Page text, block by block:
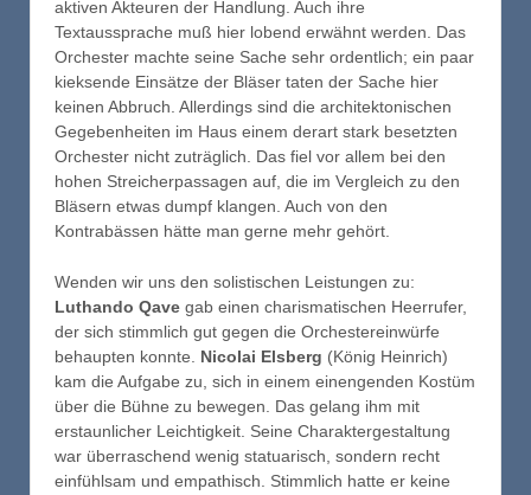
aktiven Akteuren der Handlung. Auch ihre
Textaussprache muß hier lobend erwähnt werden. Das
Orchester machte seine Sache sehr ordentlich; ein paar
kieksende Einsätze der Bläser taten der Sache hier
keinen Abbruch. Allerdings sind die architektonischen
Gegebenheiten im Haus einem derart stark besetzten
Orchester nicht zuträglich. Das fiel vor allem bei den
hohen Streicherpassagen auf, die im Vergleich zu den
Bläsern etwas dumpf klangen. Auch von den
Kontrabässen hätte man gerne mehr gehört.
Wenden wir uns den solistischen Leistungen zu:
Luthando Qave gab einen charismatischen Heerrufer,
der sich stimmlich gut gegen die Orchestereinwürfe
behaupten konnte. Nicolai Elsberg (König Heinrich)
kam die Aufgabe zu, sich in einem einengenden Kostüm
über die Bühne zu bewegen. Das gelang ihm mit
erstaunlicher Leichtigkeit. Seine Charaktergestaltung
war überraschend wenig statuarisch, sondern recht
einfühlsam und empathisch. Stimmlich hatte er keine